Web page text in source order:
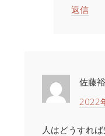
返信
佐藤
2022
人はどうすれ